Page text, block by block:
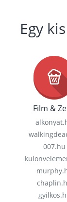
Egy
Film &
007.hu